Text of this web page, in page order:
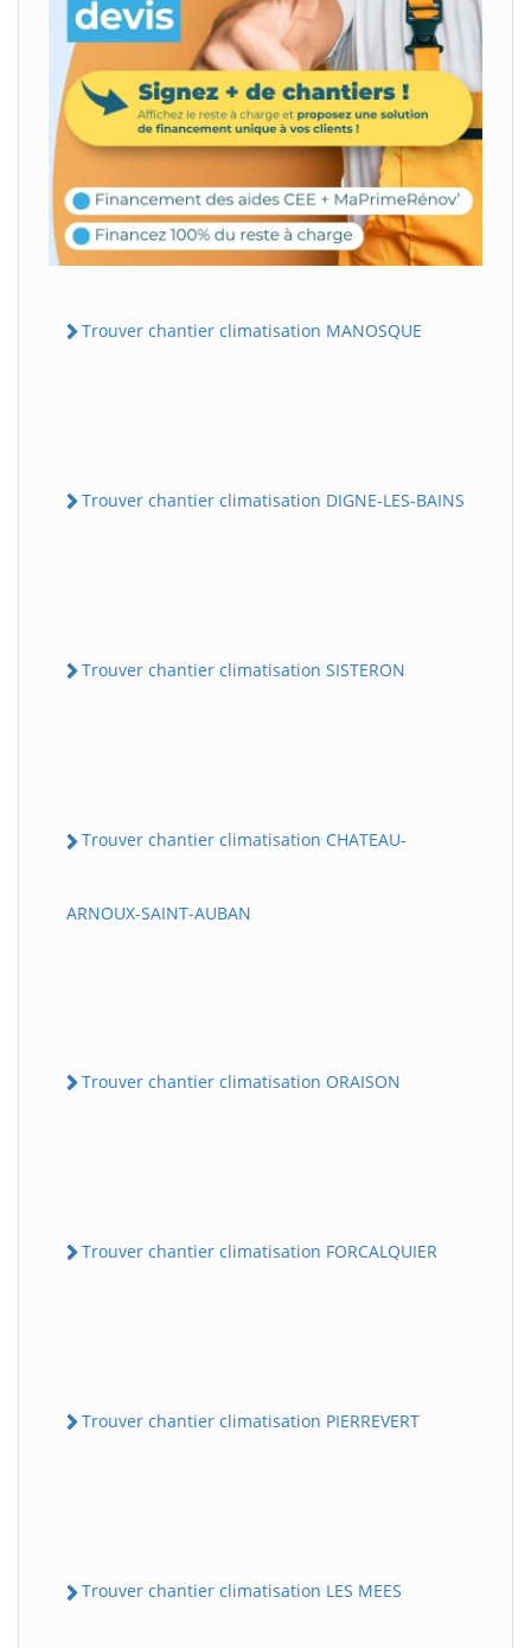
Trouver chantier climatisation MANOSQUE
Trouver chantier climatisation DIGNE-LES-BAINS
Trouver chantier climatisation SISTERON
Trouver chantier climatisation CHATEAU-
ARNOUX-SAINT-AUBAN
Trouver chantier climatisation ORAISON
Trouver chantier climatisation FORCALQUIER
Trouver chantier climatisation PIERREVERT
Trouver chantier climatisation LES MEES